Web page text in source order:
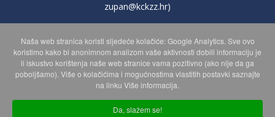
zupan@kckzz.hr)
POLITIKA ZAŠTITE PRIVATNOSTI OSOBNIH PODATAKA
MAPA WEBA
Naša web stranica koristi sljedeće kolačiće: Google Analytics. Sve ovo
koristimo kako bi anonimnom analizom vaše aktivnosti dobili informaciju je
li iskustvo korištenja naše web stranice vama pozitivno (ako nije da ga
poboljšamo). Više o kolačićima i mogućnostima vlastitih postavki saznajte
na linku Više informacija.
Da, slažem se!